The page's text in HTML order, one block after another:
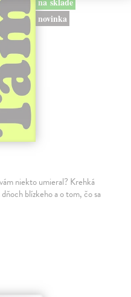
novinka
niekto umieral? Krehká
blízkeho a o tom, čo sa